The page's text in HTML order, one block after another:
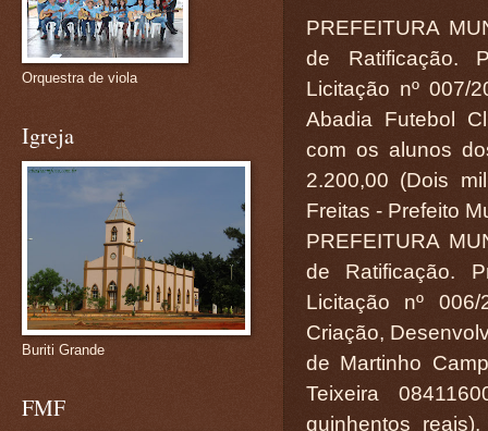
PREFEITURA
de Ratificação.
Licitação nº 007/
Abadia Futebol
com os alunos
2.200,00 (Dois
Freitas - Prefeito
PREFEITURA
de Ratificação.
Licitação nº
Criação,
de Martinho
Teixeira
quinhentos
Orquestra de viola
Igreja
Buriti Grande
FMF